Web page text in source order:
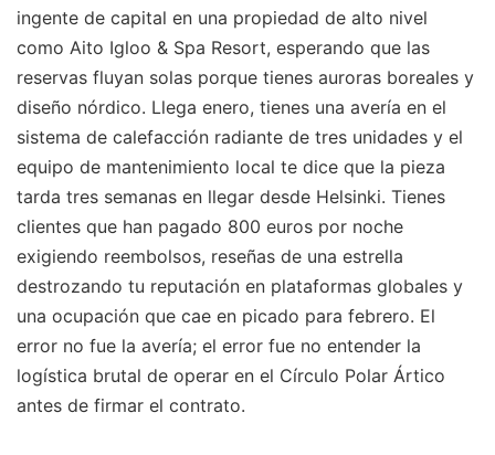
ingente de capital en una propiedad de alto nivel
como Aito Igloo & Spa Resort, esperando que las
reservas fluyan solas porque tienes auroras boreales y
diseño nórdico. Llega enero, tienes una avería en el
sistema de calefacción radiante de tres unidades y el
equipo de mantenimiento local te dice que la pieza
tarda tres semanas en llegar desde Helsinki. Tienes
clientes que han pagado 800 euros por noche
exigiendo reembolsos, reseñas de una estrella
destrozando tu reputación en plataformas globales y
una ocupación que cae en picado para febrero. El
error no fue la avería; el error fue no entender la
logística brutal de operar en el Círculo Polar Ártico
antes de firmar el contrato.